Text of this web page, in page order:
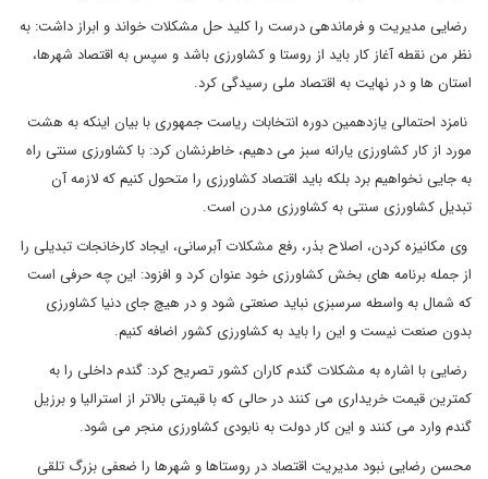
رضایی مدیریت و فرماندهی درست را کلید حل مشکلات خواند و ابراز داشت: به
نظر من نقطه آغاز کار باید از روستا و کشاورزی باشد و سپس به اقتصاد شهرها،
استان ها و در نهایت به اقتصاد ملی رسیدگی کرد.
نامزد احتمالی یازدهمین دوره انتخابات ریاست جمهوری با بیان اینکه به هشت
مورد از کار کشاورزی یارانه سبز می دهیم، خاطرنشان کرد: با کشاورزی سنتی راه
به جایی نخواهیم برد بلکه باید اقتصاد کشاورزی را متحول کنیم که لازمه آن
تبدیل کشاورزی سنتی به کشاورزی مدرن است.
وی مکانیزه کردن، اصلاح بذر، رفع مشکلات آبرسانی، ایجاد کارخانجات تبدیلی را
از جمله برنامه های بخش کشاورزی خود عنوان کرد و افزود: این چه حرفی است
که شمال به واسطه سرسبزی نباید صنعتی شود و در هیچ جای دنیا کشاورزی
بدون صنعت نیست و این را باید به کشاورزی کشور اضافه کنیم.
رضایی با اشاره به مشکلات گندم کاران کشور تصریح کرد: گندم داخلی را به
کمترین قیمت خریداری می کنند در حالی که با قیمتی بالاتر از استرالیا و برزیل
گندم وارد می کنند و این کار دولت به نابودی کشاورزی منجر می شود.
محسن رضایی نبود مدیریت اقتصاد در روستاها و شهرها را ضعفی بزرگ تلقی